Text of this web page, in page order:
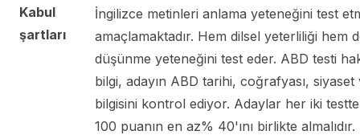
Kabul
şartları
İngilizce metinleri anlama yeteneğini test
amaçlamaktadır. Hem dilsel yeterliliği hem
düşünme yeteneğini test eder. ABD testi
bilgi, adayın ABD tarihi, coğrafyası,
bilgisini kontrol ediyor. Adaylar her iki
100 puanın en az% 40'ını birlikte